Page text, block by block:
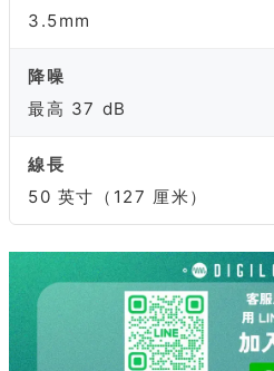
3.5mm
降噪
最高 37 dB
線長
50 英寸（127 厘米）